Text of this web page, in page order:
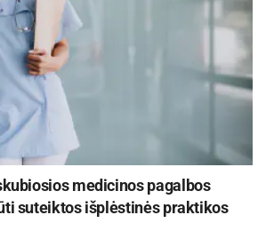
poligone vystoma
– tai strateginė investicija
ir NATO sąjungininkų gynybinį
bei vienas pagrindinių mūsų
šį rudenį anksčiau nei
keturias
Rūdninkų poligone, tesiame
partneriams
infrastruktūrą sukurti
greičiau“, – teigia
klausimus kuruojanti
viceministrė Orijana
medicinos pagalbos
suteiktos išplėstinės praktikos